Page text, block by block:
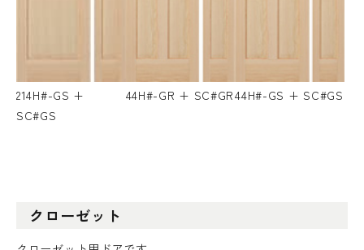
214H#-GS +
SC#GS
44H#-GR + SC#GR44H#-GS + SC#GS
クローゼット